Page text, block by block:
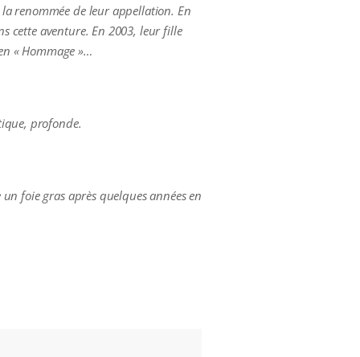
renommée de leur appellation. En
cette aventure. En 2003, leur fille
« Hommage »…
profonde.
foie gras après quelques années en